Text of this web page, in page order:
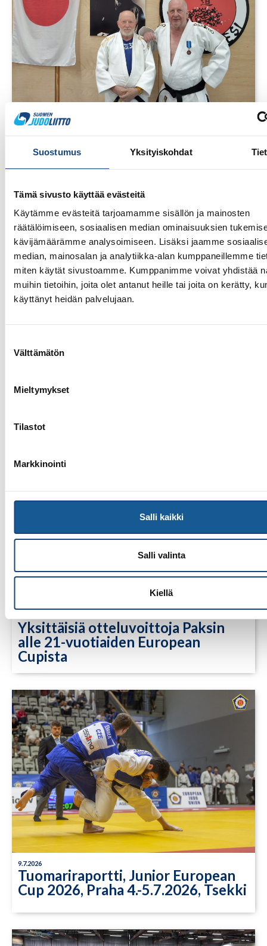
Suostumus Yksityiskohdat
Tämä sivusto käyttää evästeitä
Käytämme evästeitä tarjoamamme sisällön ja mainosten
räätälöimiseen, sosiaalisen median ominaisuuksien
kävijämäärämme analysoimiseen. Lisäksi jaamme
median, mainosalan ja analytiikka-alan kumppaneillemme
miten käytät sivustoamme. Kumppanimme voivat yhdistää
muihin tietoihin, joita olet antanut heille tai joita on kerätty,
käyttänyt heidän palvelujaan.
valinta
Välttämätön
Mieltymykset
Tilastot
Markkinointi
Salli kaikki
Salli valinta
Kiellä
1.8.2026
Pentti Vauhkoselle harvinainen
huomionosoitus
Tuomariraportti Swedish A-Judo/VI
Lindesberg, Ruotsi
Yksittäisiä otteluvoittoja Paksin
alle 21-vuotiaiden European
Cupista
9.7.2026
Tuomariraportti, Junior European
Cup 2026, Praha 4.-5.7.2026, Tsekki